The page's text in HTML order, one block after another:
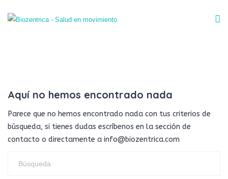
Aquí no hemos encontrado nada
Parece que no hemos encontrado nada con tus criterios de
búsqueda, si tienes dudas escríbenos en la sección de
contacto o directamente a info@biozentrica.com